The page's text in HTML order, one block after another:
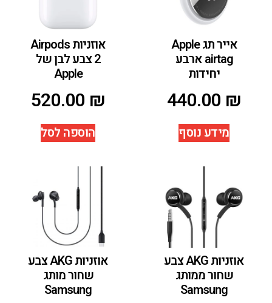
אייר תג Apple
airtag ארבע
יחידות
440.00₪
מידע נוסף
אוזניות Airpods
2 צבע לבן של
Apple
520.00₪
הוספה לסל
אוזניות AKG צבע
שחור ממותג
Samsung
אוזניות AKG צבע
שחור מותג
Samsung